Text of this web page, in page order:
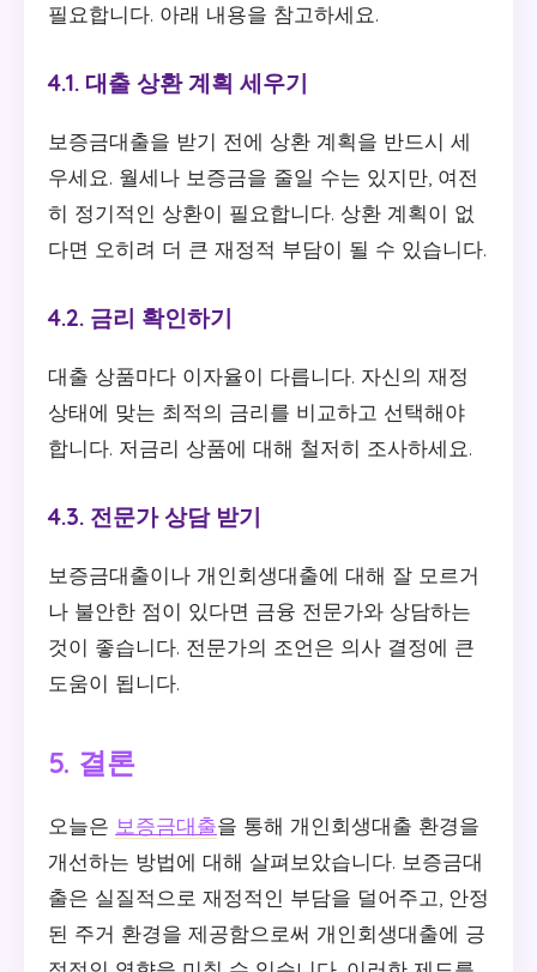
필요합니다. 아래 내용을 참고하세요.
4.1. 대출 상환 계획 세우기
보증금대출을 받기 전에 상환 계획을 반드시 세
우세요. 월세나 보증금을 줄일 수는 있지만, 여전
히 정기적인 상환이 필요합니다. 상환 계획이 없
다면 오히려 더 큰 재정적 부담이 될 수 있습니다.
4.2. 금리 확인하기
대출 상품마다 이자율이 다릅니다. 자신의 재정
상태에 맞는 최적의 금리를 비교하고 선택해야
합니다. 저금리 상품에 대해 철저히 조사하세요.
4.3. 전문가 상담 받기
보증금대출이나 개인회생대출에 대해 잘 모르거
나 불안한 점이 있다면 금융 전문가와 상담하는
것이 좋습니다. 전문가의 조언은 의사 결정에 큰
도움이 됩니다.
5. 결론
오늘은 보증금대출을 통해 개인회생대출 환경을
개선하는 방법에 대해 살펴보았습니다. 보증금대
출은 실질적으로 재정적인 부담을 덜어주고, 안정
된 주거 환경을 제공함으로써 개인회생대출에 긍